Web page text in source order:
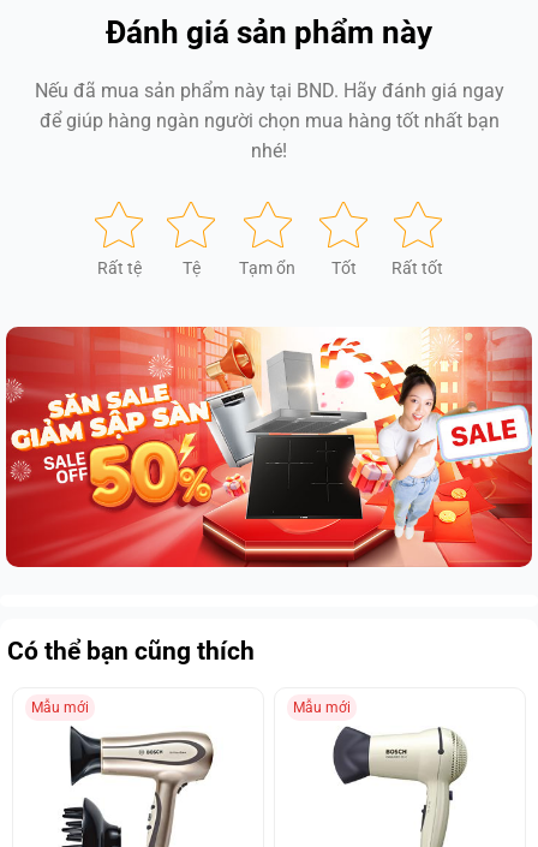
Đánh giá sản phẩm này
Nếu đã mua sản phẩm này tại BND. Hãy đánh giá ngay
để giúp hàng ngàn người chọn mua hàng tốt nhất bạn
nhé!
Rất tệ Tệ Tạm ổn Tốt Rất tốt
Có thể bạn cũng thích
Mẫu mới Mẫu mới